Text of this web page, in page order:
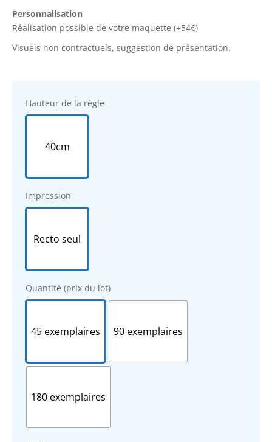
Personnalisation
Réalisation possible de votre maquette (+54€)
Visuels non contractuels, suggestion de présentation.
Hauteur de la règle
40cm
Impression
Recto seul
Quantité (prix du lot)
45 exemplaires 90 exemplaires
180 exemplaires